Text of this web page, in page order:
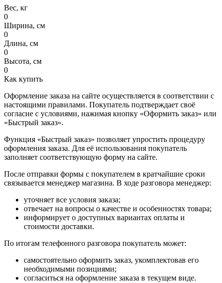
Вес, кг
0
Ширина, см
0
Длина, см
0
Высота, см
0
Как купить
Оформление заказа на сайте осуществляется в соответствии с
настоящими правилами. Покупатель подтверждает своё
согласие с условиями, нажимая кнопку «Оформить заказ» или
«Быстрый заказ».
Функция «Быстрый заказ» позволяет упростить процедуру
оформления заказа. Для её использования покупатель
заполняет соответствующую форму на сайте.
После отправки формы с покупателем в кратчайшие сроки
связывается менеджер магазина. В ходе разговора менеджер:
уточняет все условия заказа;
отвечает на вопросы о качестве и особенностях товара;
информирует о доступных вариантах оплаты и
стоимости доставки.
По итогам телефонного разговора покупатель может:
самостоятельно оформить заказ, укомплектовав его
необходимыми позициями;
согласиться на оформление заказа в текущем виде.